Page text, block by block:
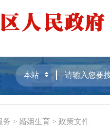
务 >婚姻生育 >政策文件